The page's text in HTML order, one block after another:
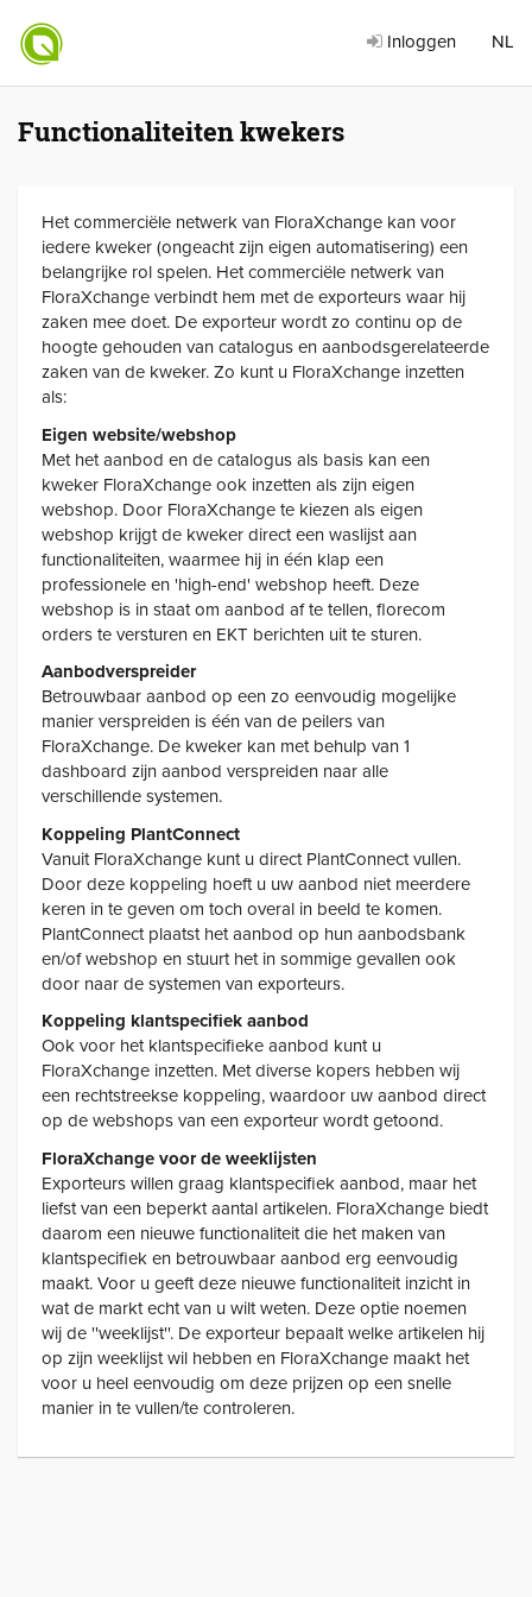
Inloggen NL
Functionaliteiten kwekers
Het commerciële netwerk van FloraXchange kan voor
iedere kweker (ongeacht zijn eigen automatisering) een
belangrijke rol spelen. Het commerciële netwerk van
FloraXchange verbindt hem met de exporteurs waar hij
zaken mee doet. De exporteur wordt zo continu op de
hoogte gehouden van catalogus en aanbodsgerelateerde
zaken van de kweker. Zo kunt u FloraXchange inzetten
als:
Eigen website/webshop
Met het aanbod en de catalogus als basis kan een
kweker FloraXchange ook inzetten als zijn eigen
webshop. Door FloraXchange te kiezen als eigen
webshop krijgt de kweker direct een waslijst aan
functionaliteiten, waarmee hij in één klap een
professionele en 'high-end' webshop heeft. Deze
webshop is in staat om aanbod af te tellen, florecom
orders te versturen en EKT berichten uit te sturen.
Aanbodverspreider
Betrouwbaar aanbod op een zo eenvoudig mogelijke
manier verspreiden is één van de peilers van
FloraXchange. De kweker kan met behulp van 1
dashboard zijn aanbod verspreiden naar alle
verschillende systemen.
Koppeling PlantConnect
Vanuit FloraXchange kunt u direct PlantConnect vullen.
Door deze koppeling hoeft u uw aanbod niet meerdere
keren in te geven om toch overal in beeld te komen.
PlantConnect plaatst het aanbod op hun aanbodsbank
en/of webshop en stuurt het in sommige gevallen ook
door naar de systemen van exporteurs.
Koppeling klantspecifiek aanbod
Ook voor het klantspecifieke aanbod kunt u
FloraXchange inzetten. Met diverse kopers hebben wij
een rechtstreekse koppeling, waardoor uw aanbod direct
op de webshops van een exporteur wordt getoond.
FloraXchange voor de weeklijsten
Exporteurs willen graag klantspecifiek aanbod, maar het
liefst van een beperkt aantal artikelen. FloraXchange biedt
daarom een nieuwe functionaliteit die het maken van
klantspecifiek en betrouwbaar aanbod erg eenvoudig
maakt. Voor u geeft deze nieuwe functionaliteit inzicht in
wat de markt echt van u wilt weten. Deze optie noemen
wij de ''weeklijst''. De exporteur bepaalt welke artikelen hij
op zijn weeklijst wil hebben en FloraXchange maakt het
voor u heel eenvoudig om deze prijzen op een snelle
manier in te vullen/te controleren.